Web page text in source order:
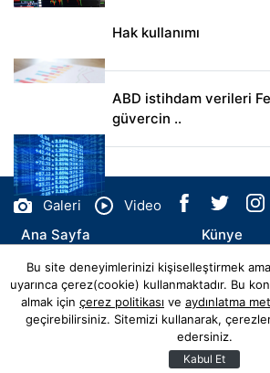
Hak kullanımı
ABD istihdam verileri
güvercin ..
Galeri
Video
Ana Sayfa
Künye
İletişim
© Copyright 2026 artvinhaberler.com.tr
Hibya Haber Ajansı
Bu site deneyimlerinizi kişiselleştirmek
uyarınca çerez(cookie) kullanmaktadır. Bu
almak için çerez politikası ve aydınlatma
geçirebilirsiniz. Sitemizi kullanarak,
edersiniz.
Kabul Et